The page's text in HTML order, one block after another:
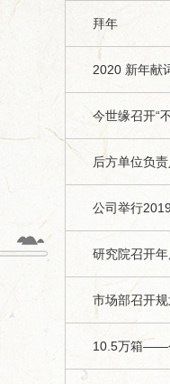
拜年
2020 新年献
今世缘召开“
后方单位负责
公司举行
研究院召开年
市场部召开
10.5万箱——